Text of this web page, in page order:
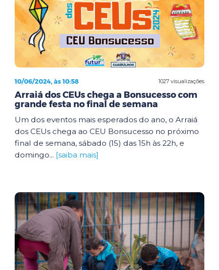
1027 visualizações
10/06/2024, às 10:58
Arraiá dos CEUs chega a Bonsucesso com
grande festa no final de semana
Um dos eventos mais esperados do ano, o Arraiá
dos CEUs chega ao CEU Bonsucesso no próximo
final de semana, sábado (15) das 15h às 22h, e
domingo... [saiba mais]